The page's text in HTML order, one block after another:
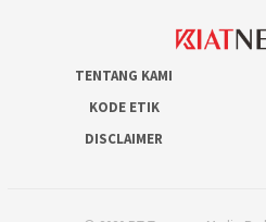
TENTANG KAMI
KODE ETIK
DISCLAIMER